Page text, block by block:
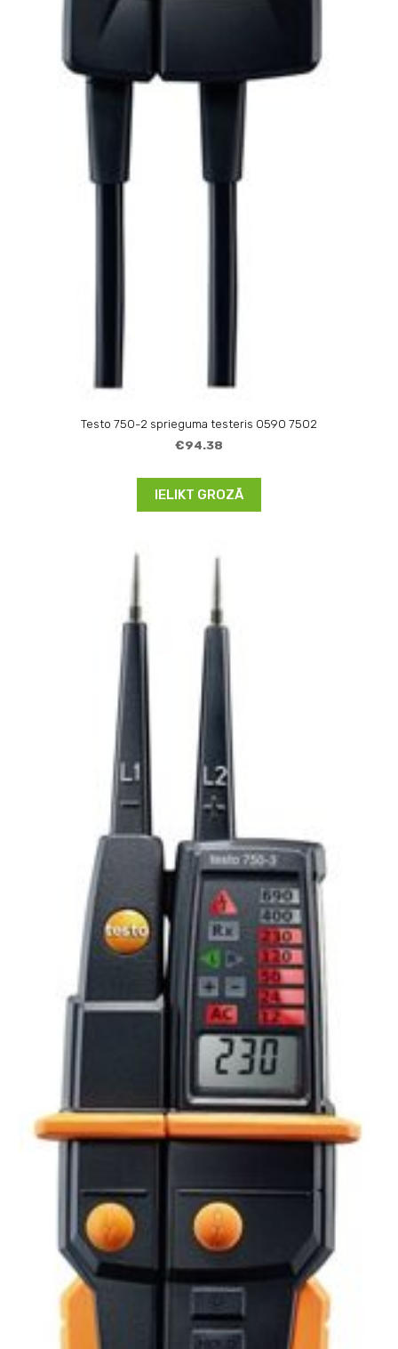
Testo 750-2 sprieguma testeris 0590 7502
€94.38
IELIKT GROZĀ